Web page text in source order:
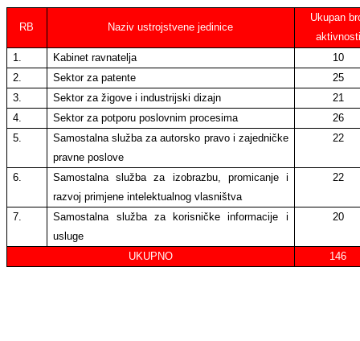
RB Naziv ustrojstvene jedinice
Ukupan
aktivnosti
1.
Kabinet ravnatelja
10
2.
Sektor za patente
25
3.
Sektor za žigove i industrijski dizajn
21
4.
Sektor za potporu poslovnim procesima
26
5.
Samostalna služba za autorsko pravo i zajedničke
pravne poslove
22
6.
Samostalna služba za izobrazbu, promicanje i
razvoj primjene intelektualnog vlasništva
22
7.
Samostalna služba za korisničke informacije i
usluge
20
UKUPNO 146